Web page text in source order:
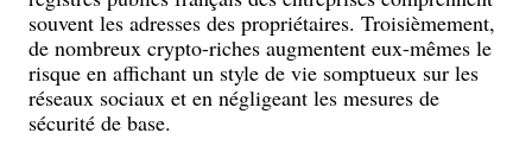
souvent les adresses des propriétaires. Troisièmement,
de nombreux crypto-riches augmentent eux-mêmes le
risque en affichant un style de vie somptueux sur les
réseaux sociaux et en négligeant les mesures de
sécurité de base.